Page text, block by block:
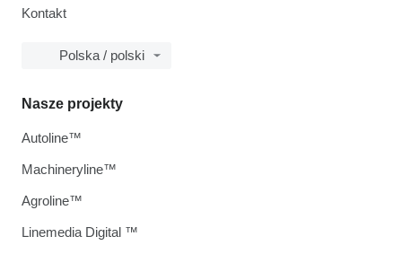
Kontakt
Polska / polski
Nasze projekty
Autoline™
Machineryline™
Agroline™
Linemedia Digital ™